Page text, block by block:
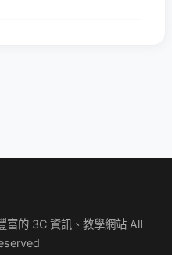
的 3C 資訊、教學網站 All